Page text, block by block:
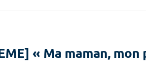
« Ma maman,